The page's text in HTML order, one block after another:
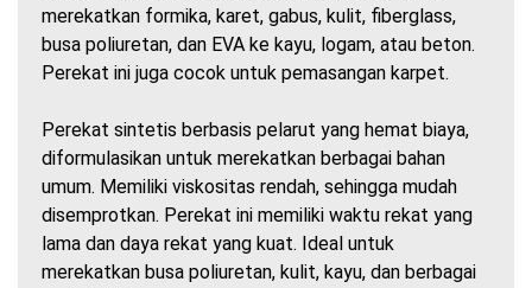
merekatkan formika, karet, gabus, kulit, fiberglass,
busa poliuretan, dan EVA ke kayu, logam, atau beton.
Perekat ini juga cocok untuk pemasangan karpet.
Perekat sintetis berbasis pelarut yang hemat biaya,
diformulasikan untuk merekatkan berbagai bahan
umum. Memiliki viskositas rendah, sehingga mudah
disemprotkan. Perekat ini memiliki waktu rekat yang
lama dan daya rekat yang kuat. Ideal untuk
merekatkan busa poliuretan, kulit, kayu, dan berbagai